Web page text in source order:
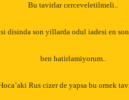
Bu tavirlar cerceveletilmeli..
disinda son yillarda odul iadesi en
ben hatirlamiyorum..
Rus cizer de yapsa bu ornek